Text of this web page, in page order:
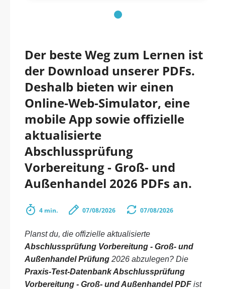
Der beste Weg zum Lernen ist
der Download unserer PDFs.
Deshalb bieten wir einen
Online-Web-Simulator, eine
mobile App sowie offizielle
aktualisierte
Abschlussprüfung
Vorbereitung - Groß- und
Außenhandel 2026 PDFs an.
4 min. 07/08/2026 07/08/2026
Planst du, die offizielle aktualisierte
Abschlussprüfung Vorbereitung - Groß- und
Außenhandel Prüfung 2026 abzulegen? Die
Praxis-Test-Datenbank Abschlussprüfung
Vorbereitung - Groß- und Außenhandel PDF ist